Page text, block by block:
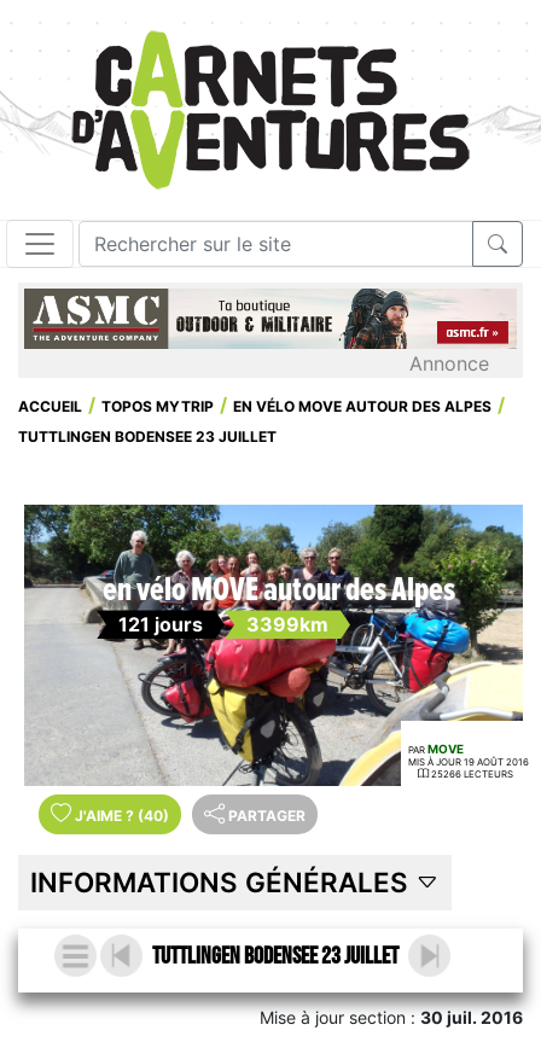
Annonce
ACCUEIL TOPOS MYTRIP
EN VÉLO MOVE AUTOUR DES ALPES
TUTTLINGEN BODENSEE 23 JUILLET
en vélo MOVE autour des Alpes
121 jours 3399km
PAR MOVE
MIS À JOUR 19 AOÛT 2016
25266 LECTEURS
J'AIME ? (40) PARTAGER
INFORMATIONS GÉNÉRALES
Tuttlingen Bodensee 23 juillet
Mise à jour section :30 juil. 2016